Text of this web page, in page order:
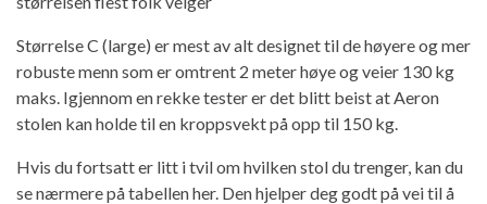
Størrelse C (large) er mest av alt designet til de høyere og mer
robuste menn som er omtrent 2 meter høye og veier 130 kg
maks. Igjennom en rekke tester er det blitt beist at Aeron
stolen kan holde til en kroppsvekt på opp til 150 kg.
Hvis du fortsatt er litt i tvil om hvilken stol du trenger, kan du
se nærmere på tabellen her. Den hjelper deg godt på vei til å